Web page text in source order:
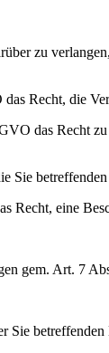
zu
Recht, die
das Recht
Sie
Recht, eine
gem. Art. 7
Sie